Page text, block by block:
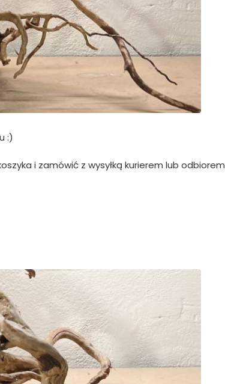
:)
i zamówić z wysyłką kurierem lub odbiorem